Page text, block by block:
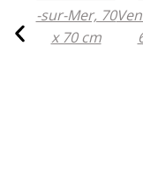
-sur-Mer, 70
x 70 cm